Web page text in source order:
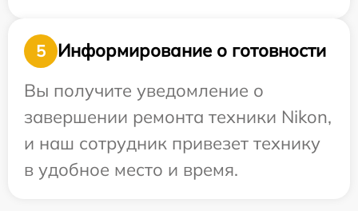
5
Информирование о готовности
Вы получите уведомление о
завершении ремонта техники Nikon,
и наш сотрудник привезет технику
в удобное место и время.